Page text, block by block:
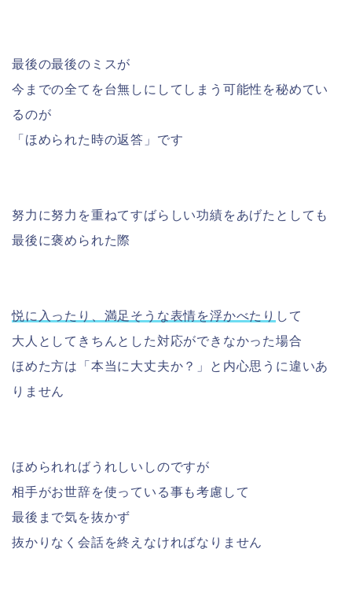
最後の最後のミスが
今までの全てを台無しにしてしまう可能性を秘めてい
るのが
「ほめられた時の返答」です
努力に努力を重ねてすばらしい功績をあげたとしても
最後に褒められた際
悦に入ったり、満足そうな表情を浮かべたり して
大人としてきちんとした対応ができなかった場合
ほめた方は「本当に大丈夫か？」と内心思うに違いあ
りません
ほめられればうれしいしのですが
相手がお世辞を使っている事も考慮して
最後まで気を抜かず
抜かりなく会話を終えなければなりません